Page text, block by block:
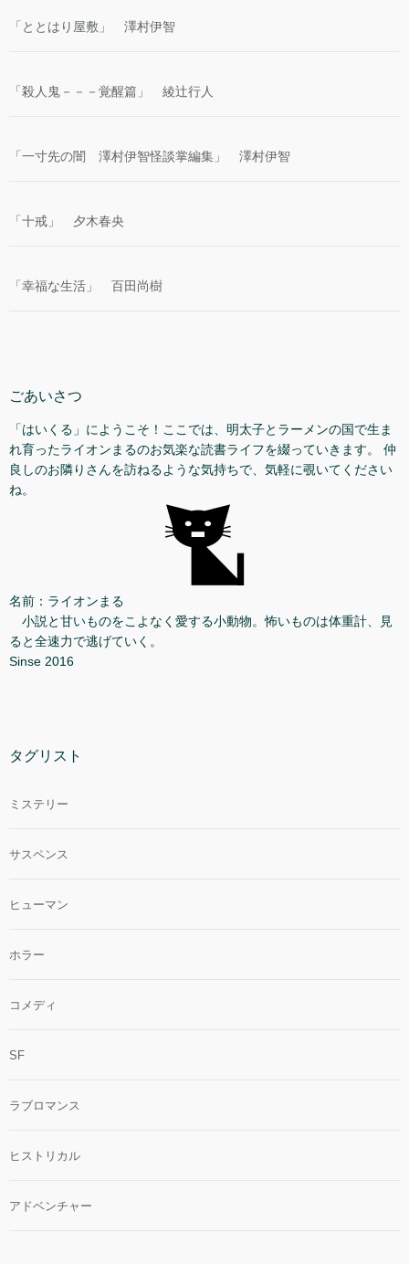
k
「ととはり屋敷」 澤村伊智
「殺人鬼－－－覚醒篇」 綾辻行人
「一寸先の闇 澤村伊智怪談掌編集」 澤村伊智
「十戒」 夕木春央
「幸福な生活」 百田尚樹
ごあいさつ
「はいくる」にようこそ！ここでは、明太子とラーメンの国で生ま
れ育ったライオンまるのお気楽な読書ライフを綴っていきます。 仲
良しのお隣りさんを訪ねるような気持ちで、気軽に覗いてください
ね。
名前：ライオンまる
小説と甘いものをこよなく愛する小動物。怖いものは体重計、見
ると全速力で逃げていく。
Sinse 2016
タグリスト
ミステリー
サスペンス
ヒューマン
ホラー
コメディ
SF
ラブロマンス
ヒストリカル
アドベンチャー